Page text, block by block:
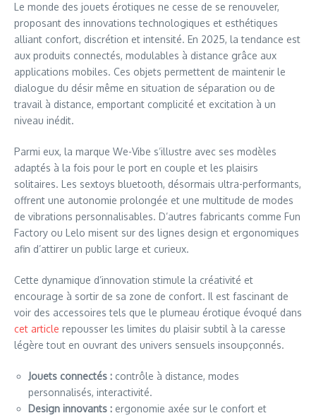
Le monde des jouets érotiques ne cesse de se renouveler,
proposant des innovations technologiques et esthétiques
alliant confort, discrétion et intensité. En 2025, la tendance est
aux produits connectés, modulables à distance grâce aux
applications mobiles. Ces objets permettent de maintenir le
dialogue du désir même en situation de séparation ou de
travail à distance, emportant complicité et excitation à un
niveau inédit.
Parmi eux, la marque We-Vibe s’illustre avec ses modèles
adaptés à la fois pour le port en couple et les plaisirs
solitaires. Les sextoys bluetooth, désormais ultra-performants,
offrent une autonomie prolongée et une multitude de modes
de vibrations personnalisables. D’autres fabricants comme Fun
Factory ou Lelo misent sur des lignes design et ergonomiques
afin d’attirer un public large et curieux.
Cette dynamique d’innovation stimule la créativité et
encourage à sortir de sa zone de confort. Il est fascinant de
voir des accessoires tels que le plumeau érotique évoqué dans
cet article repousser les limites du plaisir subtil à la caresse
légère tout en ouvrant des univers sensuels insoupçonnés.
Jouets connectés : contrôle à distance, modes
personnalisés, interactivité.
Design innovants : ergonomie axée sur le confort et